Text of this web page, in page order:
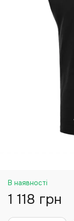
В наявності
1 118 грн